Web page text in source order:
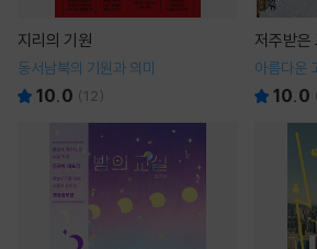
지리의 기원
동서남북의 기원과 의미
10.0 (12)
저주받은
아름다운
10.0 (